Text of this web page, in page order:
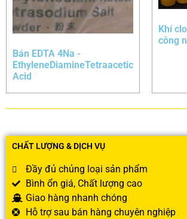
Bán EDTA 4Na -
EthyleneDiamineTetraacetic
Acid
Khí
công
CHẤT LƯỢNG & DỊCH VỤ
Đầy đủ chủng loại sản phẩm
Bình ổn giá, Chất lượng cao
Giao hàng nhanh chóng
Hỗ trợ sau bán hàng chuyên nghiệp